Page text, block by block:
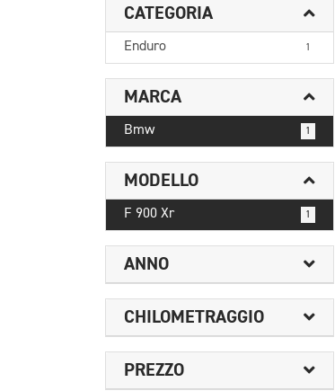
CATEGORIA
Enduro 1
MARCA
Bmw 1
MODELLO
F 900 Xr 1
ANNO
CHILOMETRAGGIO
PREZZO